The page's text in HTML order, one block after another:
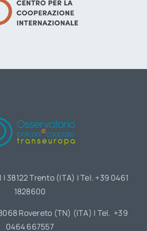
38122 Trento (ITA) | Tel. +39 0461
1828600
Rovereto (TN) (ITA) | Tel. +39
0464 667557